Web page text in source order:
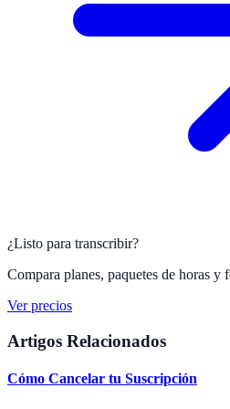
¿Listo para transcribir?
Compara planes, paquetes de horas y
Ver precios
Artigos Relacionados
Cómo Cancelar tu Suscripción